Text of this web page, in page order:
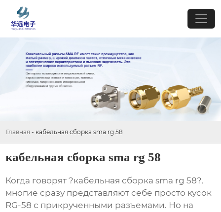
Главная - кабельная сборка sma rg 58
кабельная сборка sma rg 58
Когда говорят ?кабельная сборка sma rg 58?,
многие сразу представляют себе просто кусок
RG-58 с прикрученными разъемами. Но на